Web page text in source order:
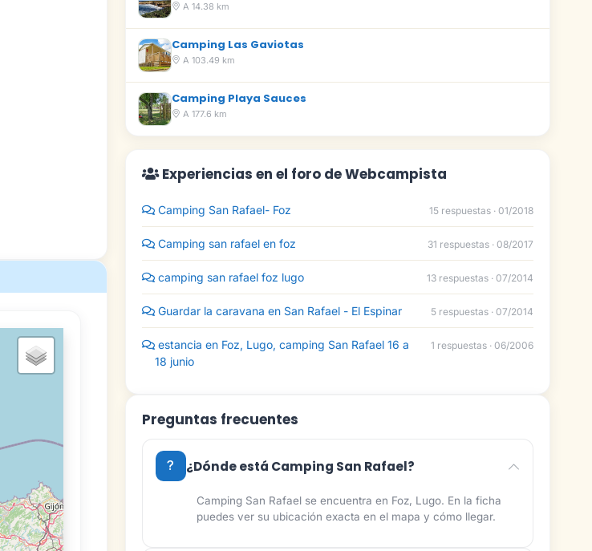
A 14.38 km
Camping Las Gaviotas
A 103.49 km
Camping Playa Sauces
A 177.6 km
Experiencias en el foro de Webcampista
Camping San Rafael- Foz 15 respuestas · 01/2018
Camping san rafael en foz 31 respuestas · 08/2017
camping san rafael foz lugo 13 respuestas · 07/2014
Guardar la caravana en San Rafael - El Espinar 5 respuestas · 07/2014
estancia en Foz, Lugo, camping San Rafael 16 a
18 junio
1 respuestas · 06/2006
Preguntas frecuentes
¿Dónde está Camping San Rafael?
Camping San Rafael se encuentra en Foz, Lugo. En la ficha
puedes ver su ubicación exacta en el mapa y cómo llegar.